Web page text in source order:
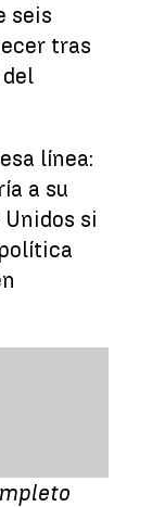
seis
tras
línea:
a su
si